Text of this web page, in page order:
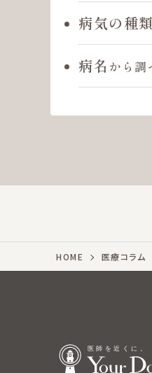
病気の種類
病名 から調
HOME 医療コラム